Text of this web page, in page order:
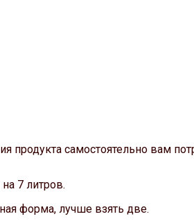
продукта самостоятельно вам
7 литров.
форма, лучше взять две.